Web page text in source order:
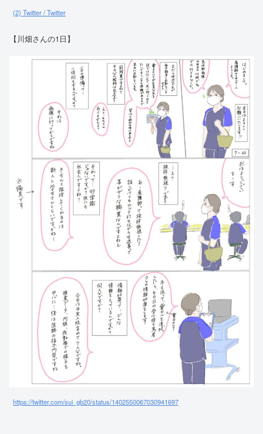
(2) Twitter / Twitter
【川畑さんの1日】
https://twitter.com/sui_gb20/status/1402550067030941697